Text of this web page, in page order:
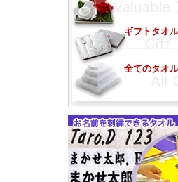
ギフトタオ
全てのタオ